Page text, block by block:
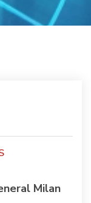
Milan